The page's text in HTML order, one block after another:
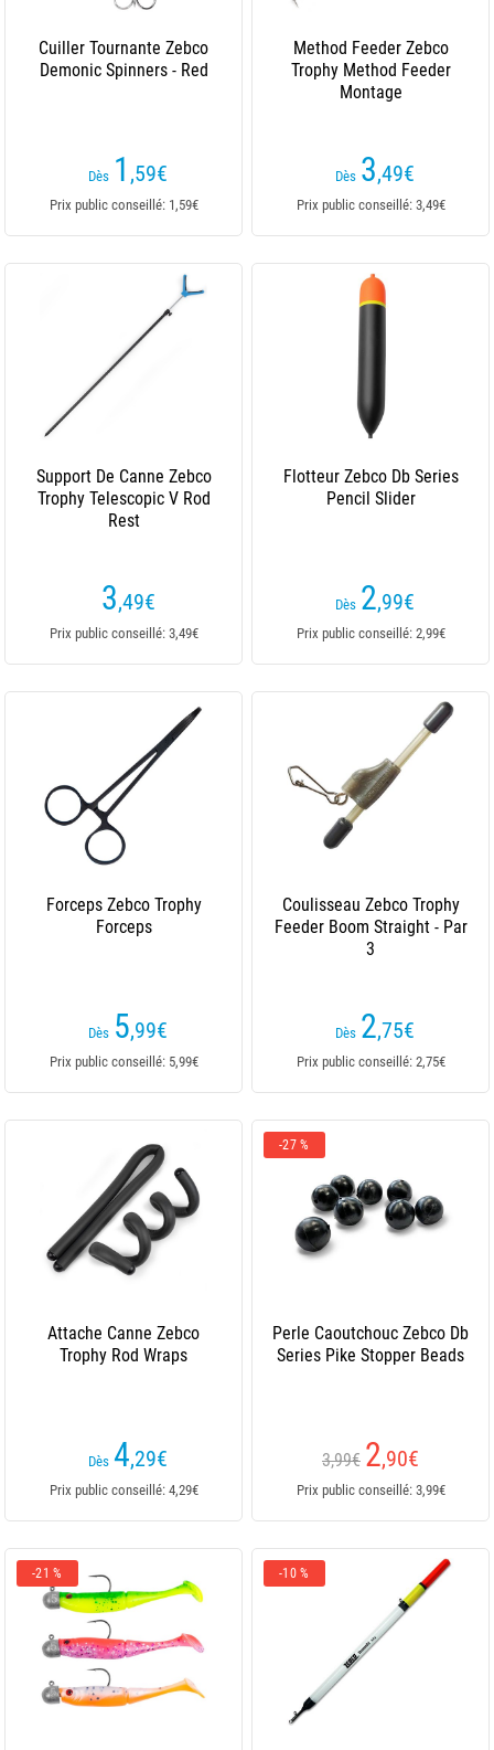
Cuiller Tournante Zebco
Demonic Spinners - Red
Dès 1 ,59€
Prix public conseillé: 1,59€
Method Feeder Zebco
Trophy Method Feeder
Montage
Dès 3,49€
Prix public conseillé: 3,49€
Support De Canne Zebco
Trophy Telescopic V Rod
Rest
3,49€
Prix public conseillé: 3,49€
Flotteur Zebco Db Series
Pencil Slider
Dès 2,99€
Prix public conseillé: 2,99€
Forceps Zebco Trophy
Forceps
Dès 5,99€
Prix public conseillé: 5,99€
Coulisseau Zebco Trophy
Feeder Boom Straight - Par
3
Dès 2,75€
Prix public conseillé: 2,75€
Attache Canne Zebco
Trophy Rod Wraps
Dès 4,29€
Prix public conseillé: 4,29€
-27 %
Perle Caoutchouc Zebco Db
Series Pike Stopper Beads
3,99€ 2,90€
Prix public conseillé: 3,99€
-21 % -10 %